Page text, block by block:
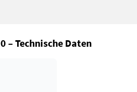
– Technische Daten